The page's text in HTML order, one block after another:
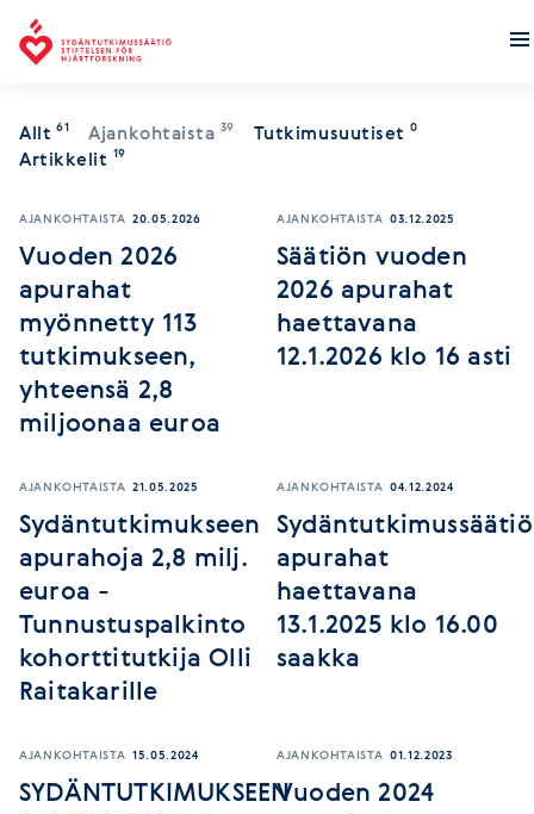
Allt 61 Ajankohtaista 39 Tutkimusuutiset 0
Artikkelit 19
AJANKOHTAISTA 20.05.2026
Vuoden 2026
apurahat
myönnetty 113
tutkimukseen,
yhteensä 2,8
miljoonaa euroa
AJANKOHTAISTA 03.12.2025
Säätiön vuoden
2026 apurahat
haettavana
12.1.2026 klo 16 asti
AJANKOHTAISTA 21.05.2025
Sydäntutkimukseen
apurahoja 2,8 milj.
euroa -
Tunnustuspalkinto
kohorttitutkija Olli
Raitakarille
AJANKOHTAISTA 04.12.2024
apurahat
haettavana
13.1.2025 klo 16.00
saakka
AJANKOHTAISTA 15.05.2024
SYDÄNTUTKIMUKSEEN
AJANKOHTAISTA 01.12.2023
Vuoden 2024